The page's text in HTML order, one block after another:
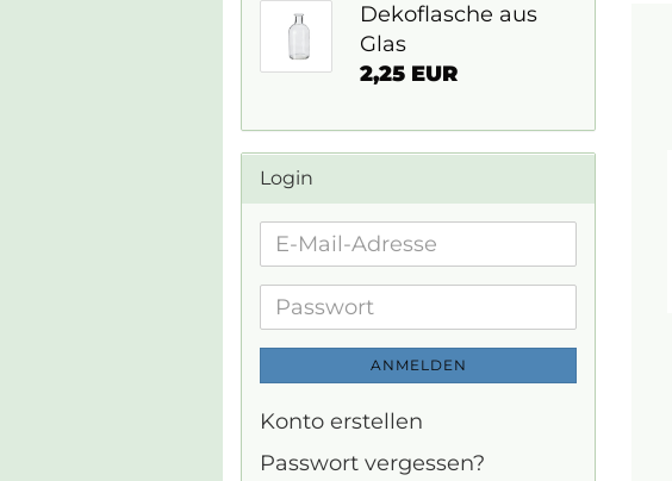
Dekoflasche aus
Glas
2,25 EUR
Login
E-
Adresse
Passwort
ANMELDEN
Konto erstellen
Passwort vergessen?